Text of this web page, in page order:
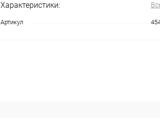
Характеристики:
Артикул